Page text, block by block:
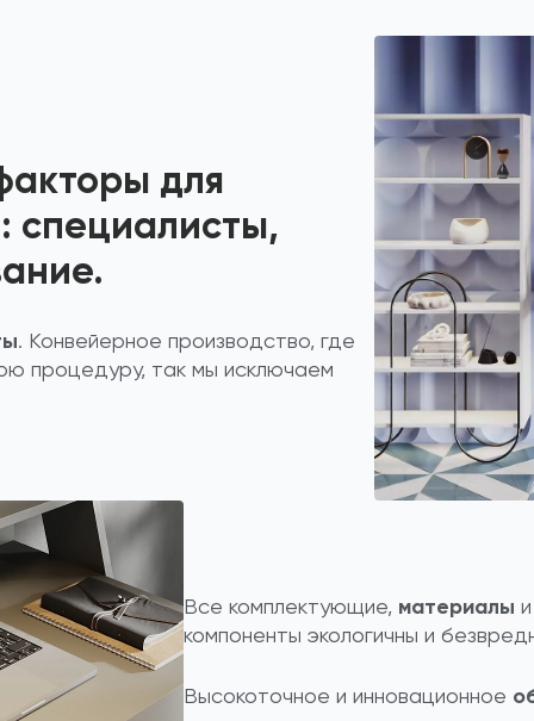
для
специалисты,
. Конвейерное производство, где
процедуру, так мы исключаем
Все комплектующие, материалы
компоненты экологичны и
Высокоточное и инновационное